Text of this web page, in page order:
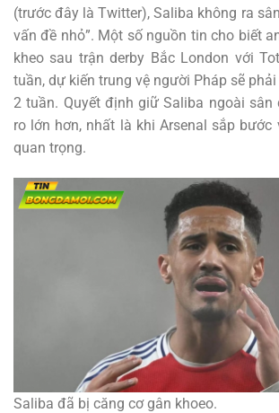
(trước đây là Twitter), Saliba không ra
vấn đề nhỏ”. Một số nguồn tin cho biết
kheo sau trận derby Bắc London với
tuần, dự kiến trung vệ người Pháp sẽ
2 tuần. Quyết định giữ Saliba ngoài sân
ro lớn hơn, nhất là khi Arsenal sắp bước
quan trọng.
Saliba đã bị căng cơ gân khoeo.